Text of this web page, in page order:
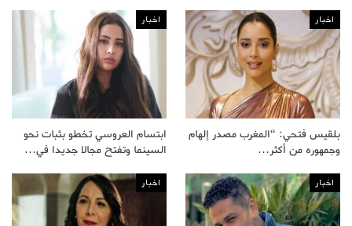
اخبار
بلقيس فتحي: “المغرب مصدر إلهام
وجمهوره من أكثر…
اخبار
ابتسام العروسي تخطو بثبات نحو
السينما وتفتح مجالا جديدا في…
اخبار اخبار